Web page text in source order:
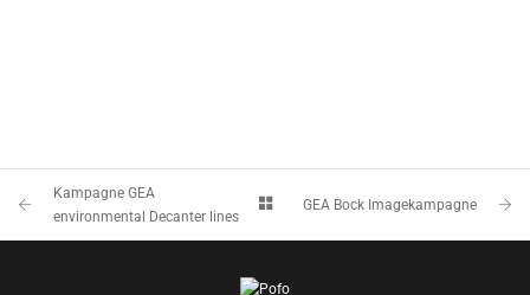
Kampagne GEA
environmental Decanter lines
GEA Bock Imagekampagne